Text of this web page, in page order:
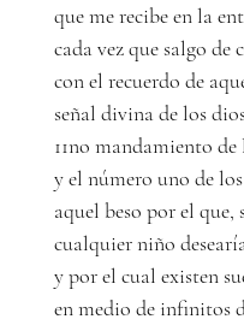
que me recibe en la
cada vez que salgo de
con el recuerdo de
señal divina de los
11no mandamiento de
y el número uno de
aquel beso por el que,
cualquier niño
y por el cual existen
en medio de infinitos